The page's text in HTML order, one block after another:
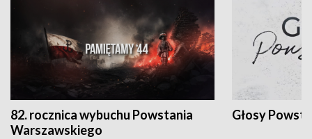
82. rocznica wybuchu Powstania
Warszawskiego
Głosy